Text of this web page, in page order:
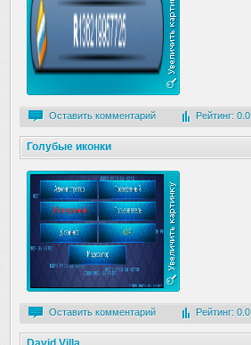
Оставить комментарий Рейтинг: 0.0
Голубые иконки
Оставить комментарий Рейтинг: 0.0